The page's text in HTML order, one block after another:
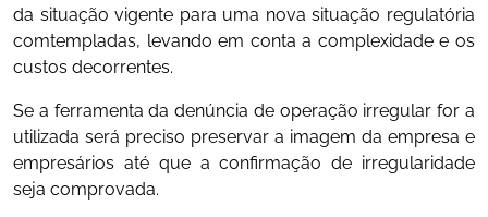
da situação vigente para uma nova situação regulatória
comtempladas, levando em conta a complexidade e os
custos decorrentes.
Se a ferramenta da denúncia de operação irregular for a
utilizada será preciso preservar a imagem da empresa e
empresários até que a confirmação de irregularidade
seja comprovada.